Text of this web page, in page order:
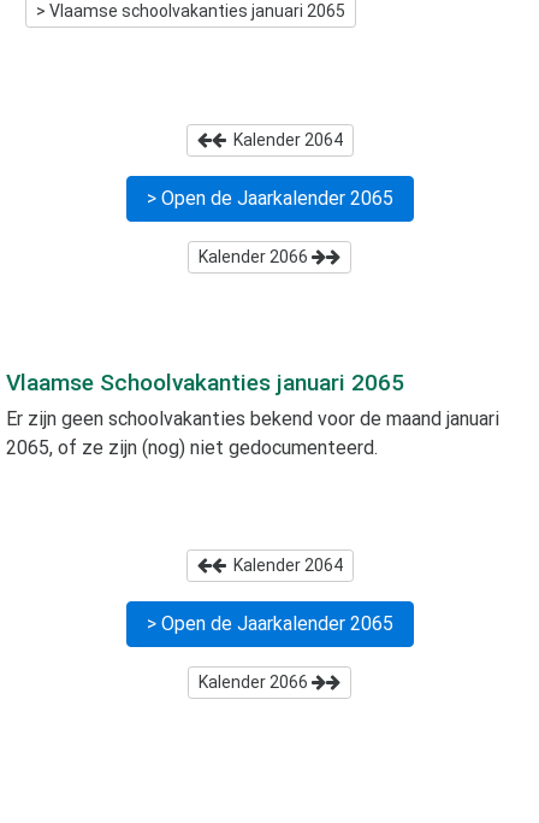
> Vlaamse schoolvakanties januari 2065
Kalender 2064
> Open de Jaarkalender 2065
Kalender 2066
Vlaamse Schoolvakanties januari 2065
Er zijn geen schoolvakanties bekend voor de maand januari
2065, of ze zijn (nog) niet gedocumenteerd.
Kalender 2064
> Open de Jaarkalender 2065
Kalender 2066